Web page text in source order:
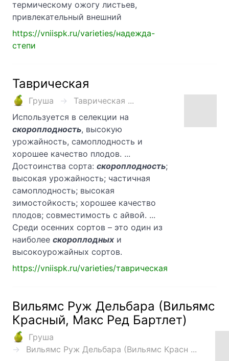
термическому ожогу листьев,
привлекательный внешний
https://vniispk.ru/varieties/надежда-
степи
Таврическая
Груша
Таврическая ...
Используется в селекции на
скороплодность, высокую
урожайность, самоплодность и
хорошее качество плодов. ...
Достоинства сорта: скороплодность;
высокая урожайность; частичная
самоплодность; высокая
зимостойкость; хорошее качество
плодов; совместимость с айвой. ...
Среди осенних сортов – это один из
наиболее скороплодных и
высокоурожайных сортов.
https://vniispk.ru/varieties/таврическая
Вильямс Руж Дельбара (Вильямс
Красный, Макс Ред Бартлет)
Груша
Вильямс Руж Дельбара (Вильямс Красн ...